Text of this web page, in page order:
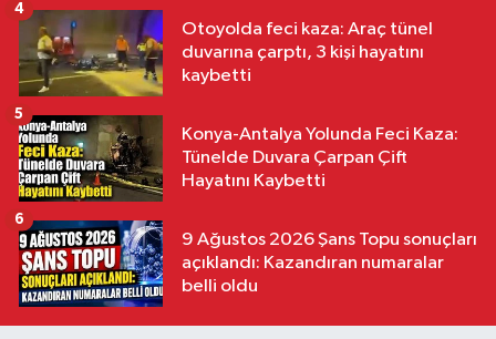
Otoyolda feci kaza: Araç tünel
duvarına çarptı, 3 kişi hayatını
kaybetti
4
Konya-Antalya Yolunda Feci Kaza:
Tünelde Duvara Çarpan Çift
Hayatını Kaybetti
5
9 Ağustos 2026 Şans Topu sonuçları
açıklandı: Kazandıran numaralar
belli oldu
6